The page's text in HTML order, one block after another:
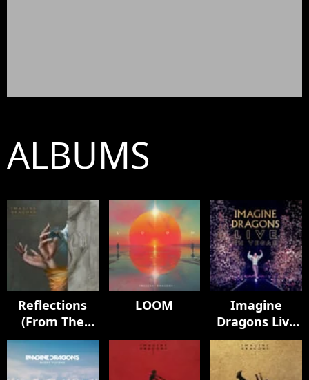
ALBUMS
Reflections
(From The
Vault Of
Smoke +
Mirrors)
LOOM
Imagine
Dragons Live
in Vegas